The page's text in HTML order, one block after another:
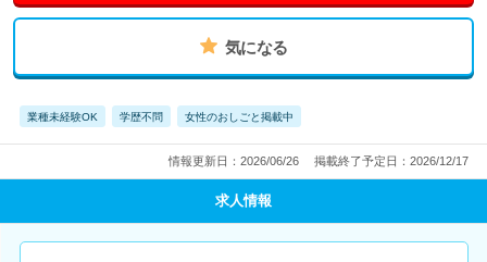
気になる
業種未経験OK 学歴不問 女性のおしごと掲載中
情報更新日：2026/06/26 掲載終了予定日：2026/12/17
求人情報